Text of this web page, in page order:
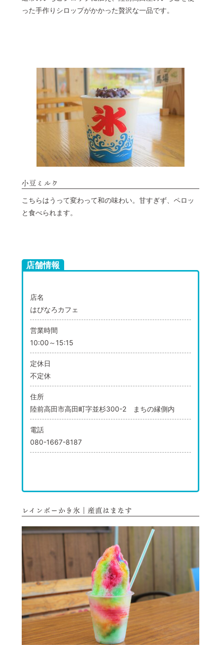
った手作りシロップがかかった贅沢な一品です。
小豆ミルク
こちらはうって変わって和の味わい。甘すぎず、ペロッ
と食べられます。
店舗情報
店名
はぴなろカフェ
営業時間
10:00～15:15
定休日
不定休
住所
陸前高田市高田町字並杉300-2 まちの縁側内
電話
080-1667-8187
レインボーかき氷｜産直はまなす